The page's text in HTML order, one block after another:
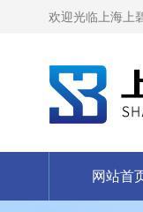
欢迎光临上海上
网站首